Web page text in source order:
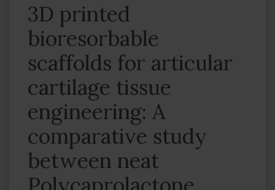
3D printed
bioresorbable
scaffolds for articular
cartilage tissue
engineering: A
comparative study
between neat